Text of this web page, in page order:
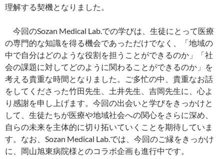
理解する契機となりました。
今回のSozan Medical Lab.での学びは、生徒にとって医療
の専門的な知識を得る機会であっただけでなく、「地域の
中で自分はどのような役割を担うことができるのか」「社
会の課題に対してどのように関わることができるのか」を
考える貴重な時間となりました。ご多忙の中、貴重なお話
をしてくださった竹田先生、土井先生、吉岡先生に、心よ
り感謝を申し上げます。今回の出会いと学びをきっかけと
して、生徒たちが医療や地域社会への関心をさらに深め、
自らの未来を主体的に切り拓いていくことを期待していま
す。なお、Sozan Medical Lab.では、今回のご縁をきっかけ
に、岡山旭東病院様とのコラボ企画も進行中です。